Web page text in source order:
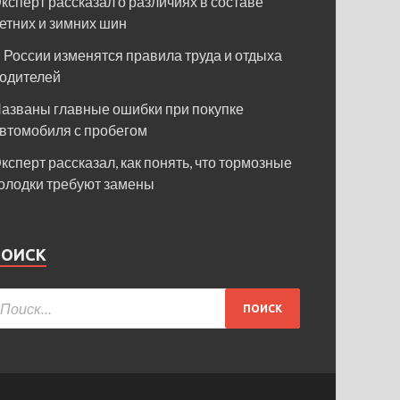
и зимних шин
России изменятся правила труда и отдыха
главные ошибки при покупке
с пробегом
рассказал, как понять, что тормозные
требуют замены